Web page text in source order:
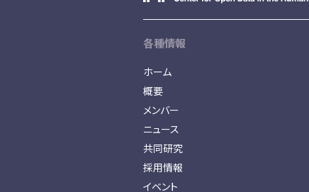
各種情報
ホーム
概要
メンバー
ニュース
共同研究
採用情報
イベント